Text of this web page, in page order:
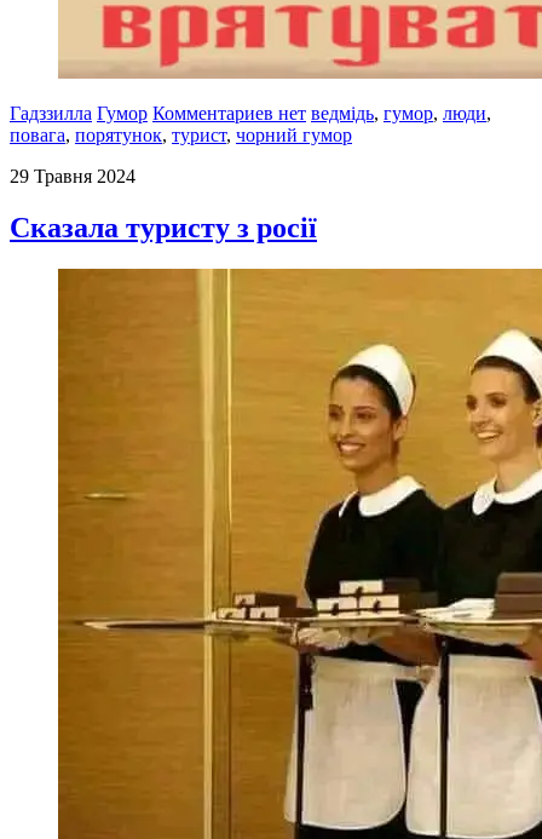
Гадззилла Гумор Комментариев нет ведмідь, гумор, люди,
повага, порятунок, турист, чорний гумор
29 Травня 2024
Сказала туристу з росії